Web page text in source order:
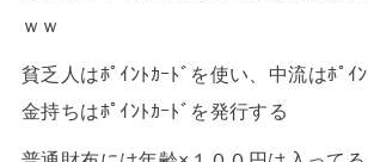
ｗｗ
貧乏人はﾎﾟｲﾝﾄｶｰﾄﾞを使い、中流はﾎﾟｲﾝ
金持ちはﾎﾟｲﾝﾄｶｰﾄﾞを発行する